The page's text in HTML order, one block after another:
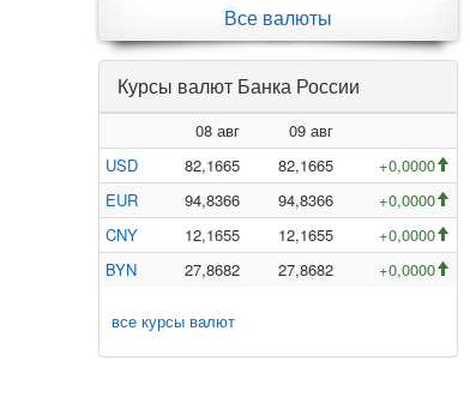
Все валюты
Курсы валют Банка России
08 авг
09 авг
USD
82,1665 82,1665
+0,0000
EUR
94,8366 94,8366
+0,0000
CNY
12,1655 12,1655
+0,0000
BYN
27,8682 27,8682 +0,0000
все курсы валют